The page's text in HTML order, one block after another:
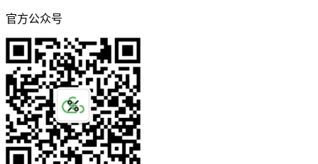
官方公众号